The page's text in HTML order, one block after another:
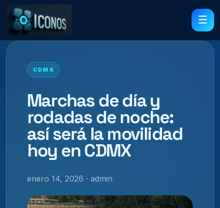
☰
CDMX
Marchas de día y
rodadas de noche:
así será la movilidad
hoy en CDMX
enero 14, 2026 · admin